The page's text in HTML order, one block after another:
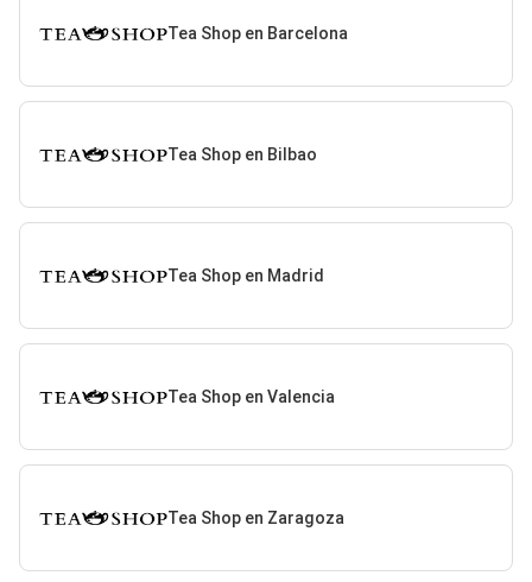
Tea Shop en Barcelona
Tea Shop en Bilbao
Tea Shop en Madrid
Tea Shop en Valencia
Tea Shop en Zaragoza